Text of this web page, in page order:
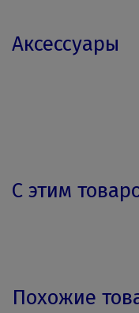
Аксессуары
С этим
Похожие